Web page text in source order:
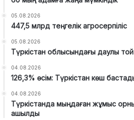
05.08.2026
447,5 млрд теңгелік агросерпіліс
05.08.2026
Түркістан облысындағы даулы той
04.08.2026
126,3% өсім: Түркістан көш
04.08.2026
Түркістанда мыңдаған жұмыс
ашылды